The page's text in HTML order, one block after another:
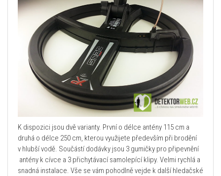
K dispozici jsou dvě varianty. První o délce antény 115 cm a
druhá o délce 250 cm, kterou využijete především při brodění
v hlubší vodě. Součástí dodávky jsou 3 gumičky pro připevnění
antény k cívce a 3 přichytávací samolepící klipy. Velmi rychlá a
snadná instalace. Vše se vám pohodlně vejde k další hledačské